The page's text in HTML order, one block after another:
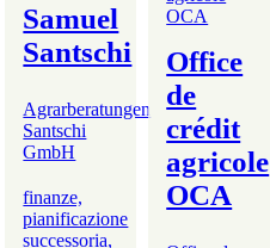
Samuel
Santschi
Agrarberatungen
Santschi
GmbH
finanze,
pianificazione
successoria,
Office
de
crédit
agricole
OCA